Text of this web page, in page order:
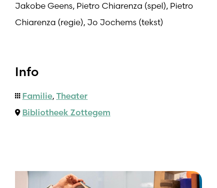
Jakobe Geens, Pietro Chiarenza (spel), Pietro
Chiarenza (regie), Jo Jochems (tekst)
Info
Familie,Theater
Bibliotheek Zottegem